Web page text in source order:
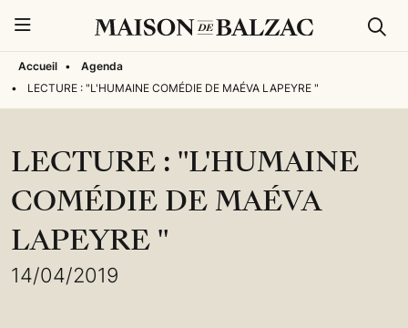
Accueil •
Agenda
•
LECTURE : "L'HUMAINE COMÉDIE DE MAÉVA LAPEYRE "
LECTURE : "L'HUMAINE
COMÉDIE DE MAÉVA
LAPEYRE "
14/04/2019